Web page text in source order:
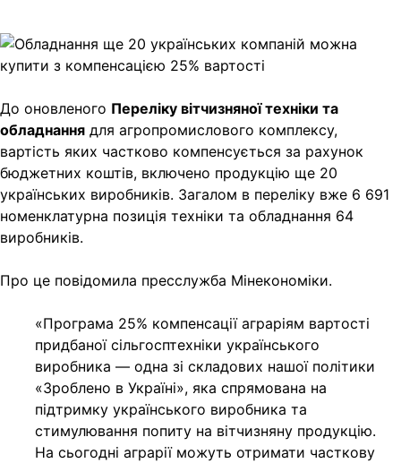
До оновленого Переліку вітчизняної техніки та
обладнання для агропромислового комплексу,
вартість яких частково компенсується за рахунок
бюджетних коштів, включено продукцію ще 20
українських виробників. Загалом в переліку вже 6 691
номенклатурна позиція техніки та обладнання 64
виробників.
Про це повідомила пресслужба Мінекономіки.
«Програма 25% компенсації аграріям вартості
придбаної сільгосптехніки українського
виробника — одна зі складових нашої політики
«Зроблено в Україні», яка спрямована на
підтримку українського виробника та
стимулювання попиту на вітчизняну продукцію.
На сьогодні аграрії можуть отримати часткову